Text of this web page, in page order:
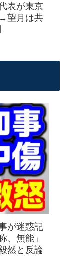
表が東京
望月は共
が迷惑記
、無能」
然と反論